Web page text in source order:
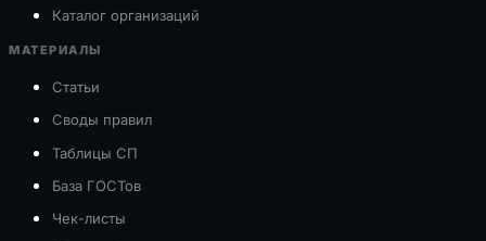
Каталог организаций
МАТЕРИАЛЫ
Статьи
Своды правил
Таблицы СП
База ГОСТов
Чек-листы